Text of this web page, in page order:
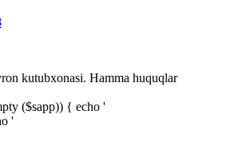
kutubxonasi. Hamma huquqlar
($sapp)) { echo '
'